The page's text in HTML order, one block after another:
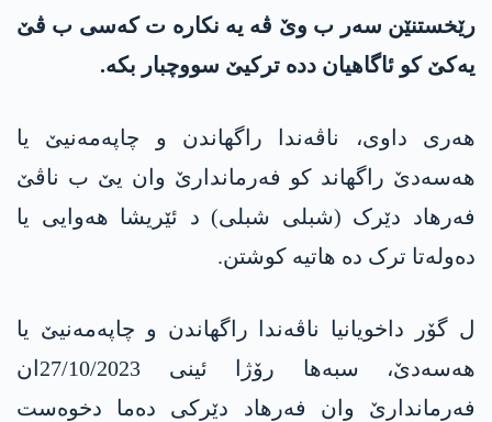
رێخستنێن سەر ب وێ ڤە یە نکارە ت کەسی ب ڤێ
یەکێ کو ئاگاهیان ددە ترکیێ سووچبار بکە.
هەری داوی، ناڤەندا راگھاندن و چاپەمەنیێ یا
هەسەدێ راگھاند کو فەرماندارێ وان یێ ب ناڤێ
فەرھاد دێرک (شبلی شبلی) د ئێریشا ھەوایی یا
دەولەتا ترک دە هاتیە کوشتن.
ل گۆر داخویانیا ناڤەندا راگهاندن و چاپەمەنیێ یا
هەسەدێ، سبەها رۆژا ئینی 27/10/2023ان
فەرماندارێ وان فەرهاد دێرکی دەما دخوەست